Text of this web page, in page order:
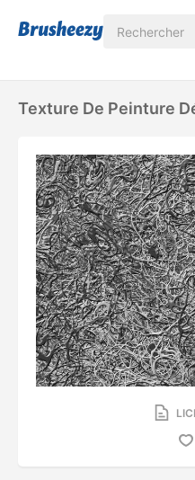
Texture De Peinture